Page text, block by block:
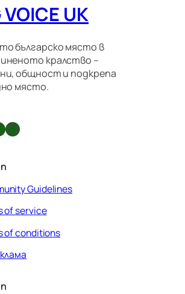
VOICE UK
българско място в
кралство –
общност и подкрепа
място.
GitHub
Guidelines
of service
of conditions